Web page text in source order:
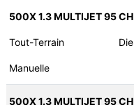
500X 1.3 MULTIJET 95
Tout-Terrain
Manuelle
500X 1.3 MULTIJET 95